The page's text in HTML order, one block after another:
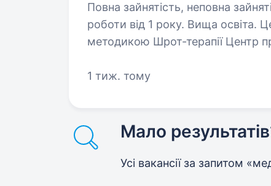
Повна зайнятість, неповна
роботи від 1 року. Вища освіта. Центр фіз.терапії працюємо за німецькою
методикою Шрот-терапії Центр
1 тиж. тому
Мало
Усі вакансії за запитом